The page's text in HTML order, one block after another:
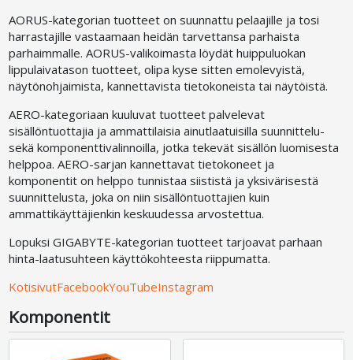
AORUS-kategorian tuotteet on suunnattu pelaajille ja tosi
harrastajille vastaamaan heidän tarvettansa parhaista
parhaimmalle. AORUS-valikoimasta löydät huippuluokan
lippulaivatason tuotteet, olipa kyse sitten emolevyistä,
näytönohjaimista, kannettavista tietokoneista tai näytöistä.
AERO-kategoriaan kuuluvat tuotteet palvelevat
sisällöntuottajia ja ammattilaisia ainutlaatuisilla suunnittelu-
sekä komponenttivalinnoilla, jotka tekevät sisällön luomisesta
helppoa. AERO-sarjan kannettavat tietokoneet ja
komponentit on helppo tunnistaa siististä ja yksivärisestä
suunnittelusta, joka on niin sisällöntuottajien kuin
ammattikäyttäjienkin keskuudessa arvostettua.
Lopuksi GIGABYTE-kategorian tuotteet tarjoavat parhaan
hinta-laatusuhteen käyttökohteesta riippumatta.
KotisivutFacebookYouTubeInstagram
Komponentit